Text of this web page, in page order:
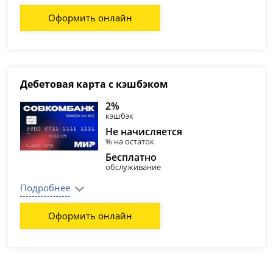
Оформить онлайн
Дебетовая карта c кэшбэком
2%
кэшбэк
Не начисляется
% на остаток
Бесплатно
обслуживание
Подробнее
Оформить онлайн